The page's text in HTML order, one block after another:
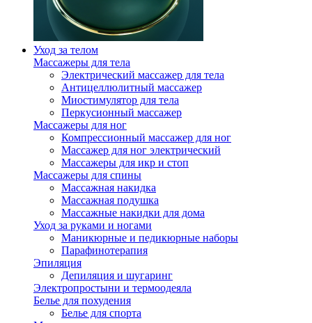
Уход за телом
Массажеры для тела
Электрический массажер для тела
Антицеллюлитный массажер
Миостимулятор для тела
Перкусионный массажер
Массажеры для ног
Компрессионный массажер для ног
Массажер для ног электрический
Массажеры для икр и стоп
Массажеры для спины
Массажная накидка
Массажная подушка
Массажные накидки для дома
Уход за руками и ногами
Маникюрные и педикюрные наборы
Парафинотерапия
Эпиляция
Депиляция и шугаринг
Электропростыни и термоодеяла
Белье для похудения
Белье для спорта